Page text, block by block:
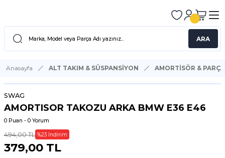
ARA
Anasayfa ALT TAKIM & SÜSPANSİYON AMORTİSÖR &
SWAG
AMORTISOR TAKOZU ARKA BMW E36 E46
0 Puan - 0 Yorum
494,00 TL %23 İndirim
379,00 TL